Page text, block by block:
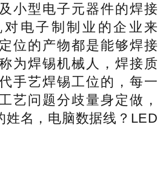
小型电子元器件的焊接
电子制制业的企业来
位的产物都是能够焊接
为焊锡机械人，焊接质
手艺焊锡工位的，每一
艺问题分歧量身定做，
姓名，电脑数据线？LED